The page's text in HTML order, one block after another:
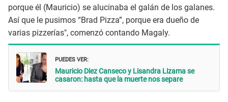
porque él (Mauricio) se alucinaba el galán de los galanes.
Así que le pusimos “Brad Pizza”, porque era dueño de
varias pizzerías", comenzó contando Magaly.
PUEDES VER:
Mauricio Diez Canseco y Lisandra Lizama se
casaron: hasta que la muerte nos separe